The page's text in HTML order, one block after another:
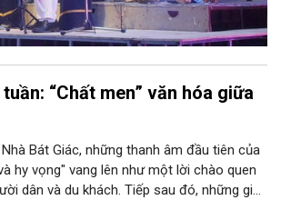
“Chất men” văn hóa giữa
Bát Giác, những thanh âm đầu tiên của
hy vọng" vang lên như một lời chào quen
dân và du khách. Tiếp sau đó, những giai